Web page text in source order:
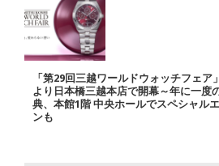
「第29回三越ワールドウォッチフェア
より日本橋三越本店で開幕～年に一度
典、本館1階 中央ホールでスペシャル
ンも